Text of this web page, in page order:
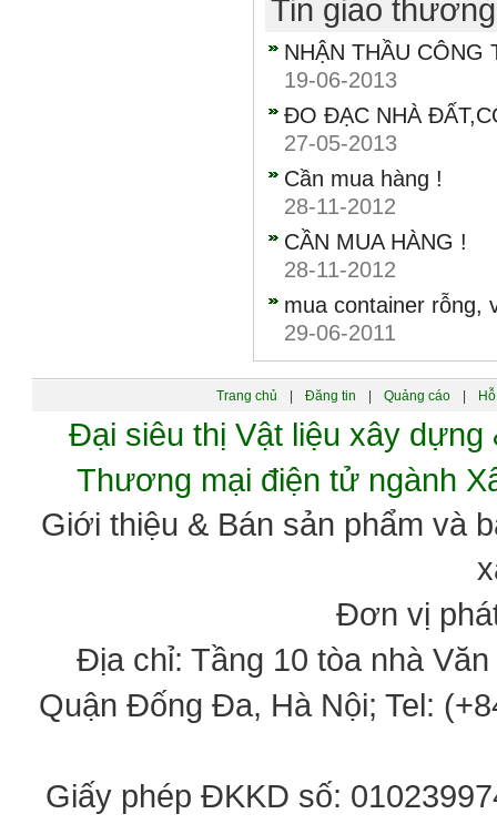
Tin giao
NHẬN THẦU CÔNG
19-06-2013
ĐO ĐẠC NHÀ
27-05-2013
Cần mua hàng !
28-11-2012
CẦN MUA HÀNG !
28-11-2012
mua container rỗng,
29-06-2011
Trang chủ Đăng tin Quảng cáo
Đại siêu thị Vật liệu xây
Thương mại điện tử ngành
Giới thiệu & Bán sản phẩm và
Đơn vị
Địa chỉ: Tầng 10 tòa nhà
Quận Đống Đa, Hà Nội; Tel:
Giấy phép ĐKKD số: